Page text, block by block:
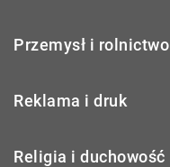
Przemysł i rolnictwo
Reklama i druk
Religia i duchowość